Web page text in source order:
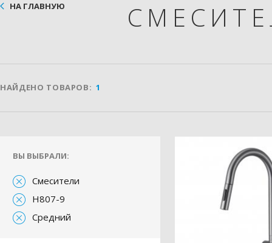
НА ГЛАВНУЮ
НАЙДЕНО ТОВАРОВ: 1
ВЫ ВЫБРАЛИ:
Смесители
H807-9
Средний